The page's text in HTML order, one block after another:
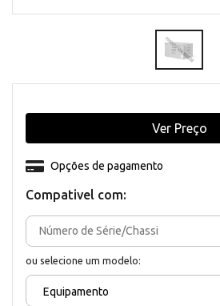
Compativel com:
ou selecione um modelo:
Equipamento
Opções de pagamento
Ver Preço